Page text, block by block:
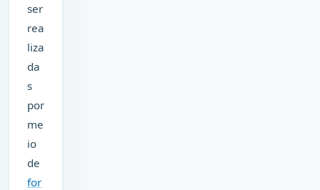
ser
rea
liza
da
s
por
me
io
de
for